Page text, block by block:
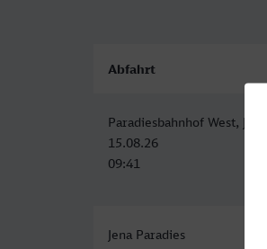
Abfahrt
Paradiesbahnhof West, Jena
15.08.26
09:41
Jena Paradies